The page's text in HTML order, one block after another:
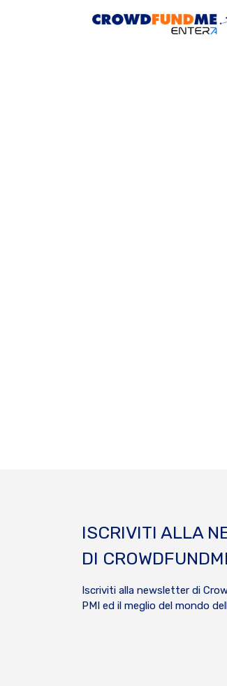
ISCRIVITI ALLA
DI
Iscriviti alla newsletter di
PMI ed il meglio del mondo